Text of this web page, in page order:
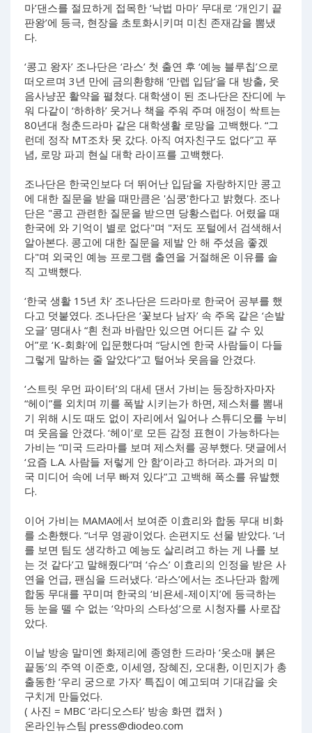
마’댄스를 절묘하게 접목한 ‘낙법 마마’ 무대로 ‘개인기 끝
판왕’에 등극, 현장을 초토화시키며 미친 존재감을 뽐냈
다.
‘콩고 왕자’ 조나단은 ‘라스’ 첫 출연 후 ‘예능 블루칩’으로
떠오르며 3년 만에 금의환향해 ‘만렙 입담’을 대 방출, 웃
음사냥꾼 활약을 펼쳤다. 대학생이 된 조나단은 잔디에 누
워 다같이 ‘하하하’ 웃거나 책을 주워 주며 애정이 싹트는
80년대 청춘드라마 같은 대학생활 로망을 고백했다. “그
런데 정작 MT조차 못 갔다. 아직 여자친구도 없다”고 푸
념, 로망 파괴 현실 대학 라이프를 고백했다.
조나단은 한국인보다 더 뛰어난 입담을 자랑하지만 콩고
에 대한 질문을 받을 때만큼은 '심쿵'한다고 밝혔다. 조나
단은 "콩고 관련한 질문을 받으면 당황스럽다. 어렸을 때
한국에 와 기억이 별로 없다"며 "저도 포털에서 검색해서
알아본다. 콩고에 대한 질문을 제발 안 해 주셨음 좋겠
다"며 외국인 예능 프로그램 출연을 거절해온 이유를 솔
직 고백했다.
‘한국 생활 15년 차’ 조나단은 드라마로 한국어 공부를 했
다고 덧붙였다. 조나단은 ‘꽃보다 남자’ 속 주옥 같은 ‘손발
오글’ 명대사 “흰 천과 바람만 있으면 어디든 갈 수 있
어”로 ‘K-회화’에 입문했다며 “당시엔 한국 사람들이 다들
그렇게 말하는 줄 알았다”고 털어놔 웃음을 안겼다.
‘스트릿 우먼 파이터’의 대세 댄서 가비는 등장하자마자
“헤이”를 외치며 끼를 폭발 시키는가 하면, 제스처를 뽐내
기 위해 시도 때도 없이 자리에서 일어나 스튜디오를 누비
며 웃음을 안겼다. ‘헤이’로 모든 감정 표현이 가능하다는
가비는 “미국 드라마를 보며 제스처를 공부했다. 댓글에서
‘요즘 L.A. 사람들 저렇게 안 함’이라고 하더라. 과거의 미
국 미디어 속에 너무 빠져 있다”고 고백해 폭소를 유발했
다.
이어 가비는 MAMA에서 보여준 이효리와 합동 무대 비화
를 소환했다. “너무 영광이었다. 손편지도 선물 받았다. ‘너
를 보면 팀도 생각하고 예능도 살리려고 하는 게 나를 보
는 것 같다’고 말해줬다”며 ‘슈스’ 이효리의 인정을 받은 사
연을 언급, 팬심을 드러냈다. ‘라스’에서는 조나단과 함께
합동 무대를 꾸미며 한국의 ‘비욘세-제이지’에 등극하는
등 눈을 뗄 수 없는 ‘악마의 스타성’으로 시청자를 사로잡
았다.
이날 방송 말미엔 화제리에 종영한 드라마 ‘옷소매 붉은
끝동’의 주역 이준호, 이세영, 장혜진, 오대환, 이민지가 총
출동한 ‘우리 궁으로 가자’ 특집이 예고되며 기대감을 솟
구치게 만들었다.
( 사진 = MBC ‘라디오스타’ 방송 화면 캡처 )
온라인뉴스팀 press@diodeo.com